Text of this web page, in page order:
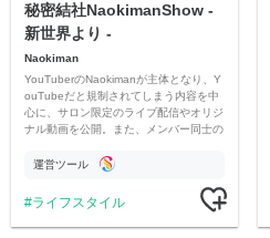
秘密結社NaokimanShow -
新世界より -
Naokiman
YouTuberのNaokimanが主体となり、Y
ouTubeだと規制されてしまう内容を中
心に、サロン限定のライブ配信やオリジ
ナル動画を公開。また、メンバー同士の
ただいています。
運営ツール
ライフスタイル